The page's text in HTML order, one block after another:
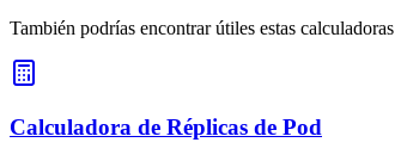
También podrías encontrar útiles estas calculadoras
Calculadora de Réplicas de Pod